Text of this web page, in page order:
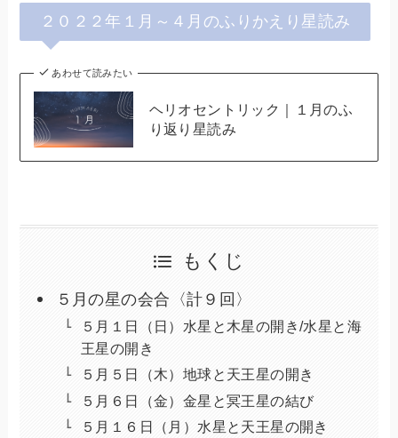
２０２２年１月～４月のふりかえり星読み
あわせて読みたい
ヘリオセントリック｜１月のふ
り返り星読み
もくじ
５月の星の会合〈計９回〉
５月１日（日）水星と木星の開き/水星と海
王星の開き
５月５日（木）地球と天王星の開き
５月６日（金）金星と冥王星の結び
５月１６日（月）水星と天王星の開き